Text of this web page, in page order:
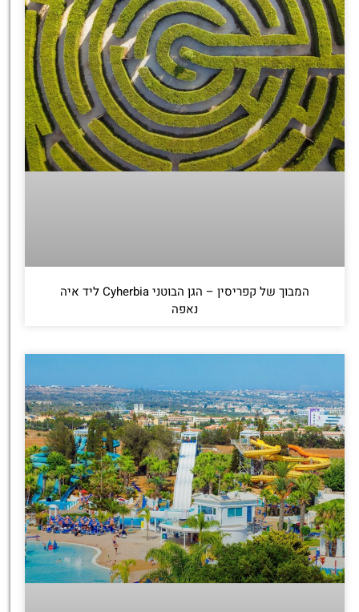
המבוך של קפריסין – הגן הבוטני Cyherbia‬‬ ליד איה
נאפה